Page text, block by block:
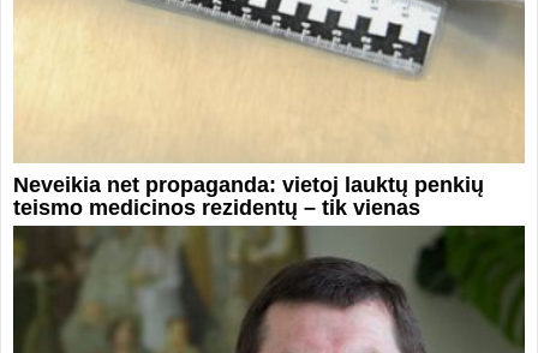
Neveikia net propaganda: vietoj lauktų penkių
teismo medicinos rezidentų – tik vienas